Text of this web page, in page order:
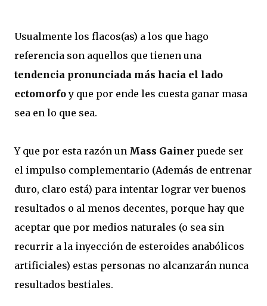
Usualmente los flacos(as) a los que hago
referencia son aquellos que tienen una
tendencia pronunciada más hacia el lado
ectomorfoy que por ende les cuesta ganar masa
sea en lo que sea.
Y que por esta razón un Mass Gainer puede ser
el impulso complementario (Además de entrenar
duro, claro está) para intentar lograr ver buenos
resultados o al menos decentes, porque hay que
aceptar que por medios naturales (o sea sin
recurrir a la inyección de esteroides anabólicos
artificiales) estas personas no alcanzarán nunca
resultados bestiales.